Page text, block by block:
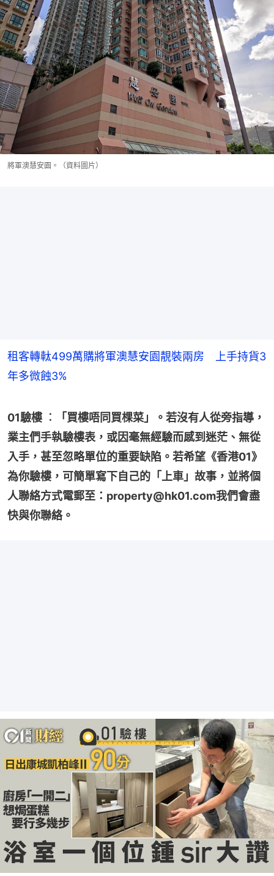
將軍澳慧安園。（資料圖片）
租客轉軚499萬購將軍澳慧安園靚裝兩房 上手持貨3
年多微蝕3%
01驗樓 ︰「買樓唔同買棵菜」。若沒有人從旁指導，
業主們手執驗樓表，或因毫無經驗而感到迷茫、無從
入手，甚至忽略單位的重要缺陷。若希望《香港01》
為你驗樓，可簡單寫下自己的「上車」故事，並將個
人聯絡方式電郵至：property@hk01.com我們會盡
快與你聯絡。